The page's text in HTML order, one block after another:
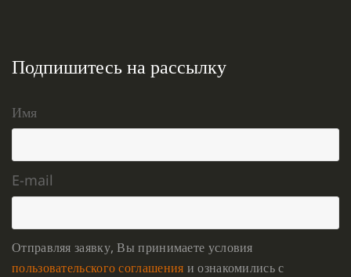
Подпишитесь на рассылку
Имя
E-mail
Отправляя заявку, Вы принимаете условия
пользовательского соглашения и ознакомились с